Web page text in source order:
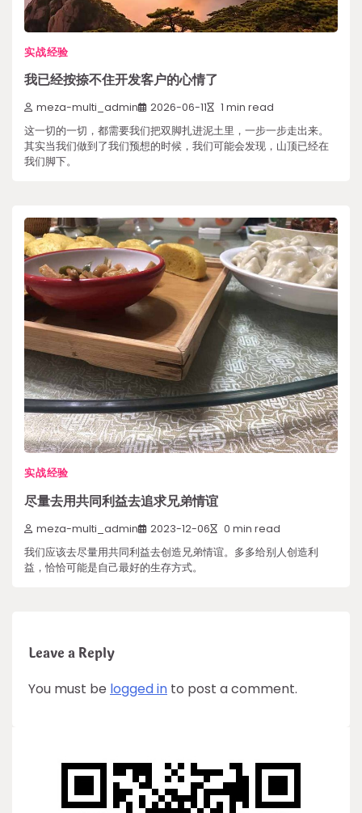
实战经验
我已经按捺不住开发客户的心情了
meza-multi_admin 2026-06-11 1 min read
这一切的一切，都需要我们把双脚扎进泥土里，一步一步走出来。
其实当我们做到了我们预想的时候，我们可能会发现，山顶已经在
我们脚下。
实战经验
尽量去用共同利益去追求兄弟情谊
meza-multi_admin 2023-12-06 0 min read
我们应该去尽量用共同利益去创造兄弟情谊。多多给别人创造利
益，恰恰可能是自己最好的生存方式。
Leave a Reply
You must be logged in to post a comment.